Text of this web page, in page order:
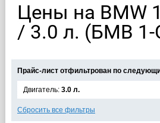
Цены на BMW
/ 3.0 л. (БМВ 1-
Прайс-лист отфильтрован по
Двигатель: 3.0 л.
Сбросить все фильтры